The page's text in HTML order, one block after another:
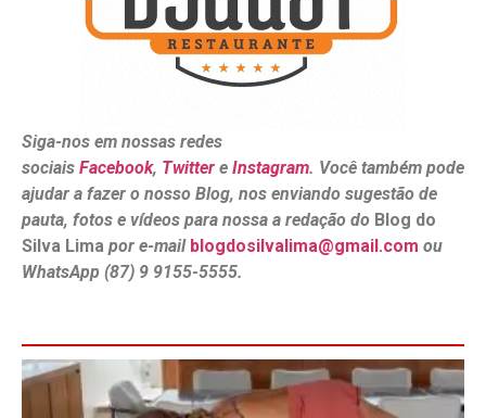
Siga-nos em nossas redes
sociais Facebook, Twitter e Instagram. Você também pode
ajudar a fazer o nosso Blog, nos enviando sugestão de
pauta, fotos e vídeos para nossa a redação do Blog do
Silva Lima por e-mail blogdosilvalima@gmail.com ou
WhatsApp (87) 9 9155-5555.